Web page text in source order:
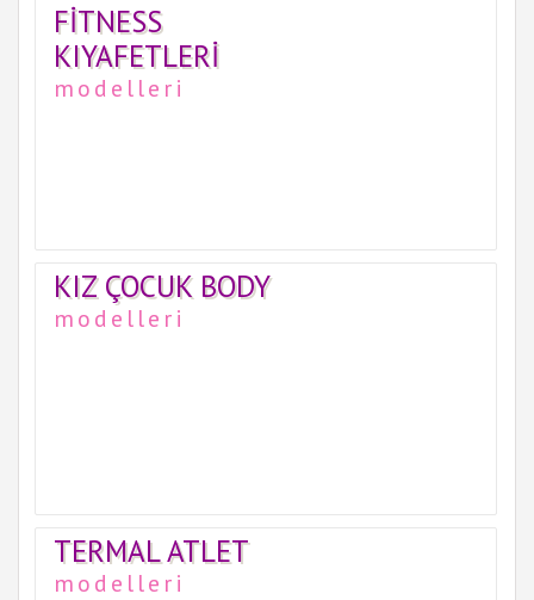
FITNESS
KIYAFETLERI
modelleri
KIZ ÇOCUK BODY
modelleri
TERMAL ATLET
modelleri